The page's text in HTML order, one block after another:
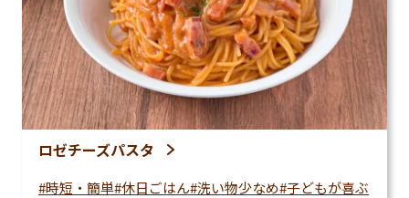
ロゼチーズパスタ
時短・簡単 休日ごはん 洗い物少なめ 子どもが喜ぶ